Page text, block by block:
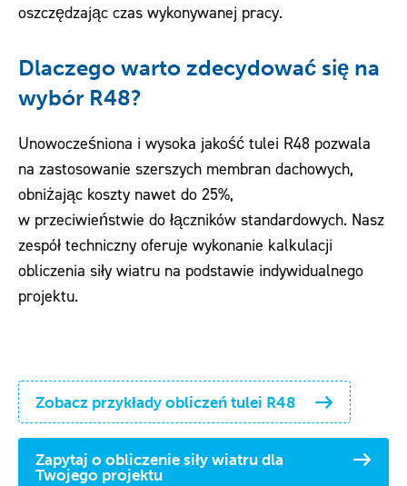
oszczędzając czas wykonywanej pracy.
Dlaczego warto zdecydować się na
wybór R48?
Unowocześniona i wysoka jakość tulei R48 pozwala
na zastosowanie szerszych membran dachowych,
obniżając koszty nawet do 25%,
w przeciwieństwie do łączników standardowych. Nasz
zespół techniczny oferuje wykonanie kalkulacji
obliczenia siły wiatru na podstawie indywidualnego
projektu.
Zobacz przykłady obliczeń tulei R48
Zapytaj o obliczenie siły wiatru dla
Twojego projektu